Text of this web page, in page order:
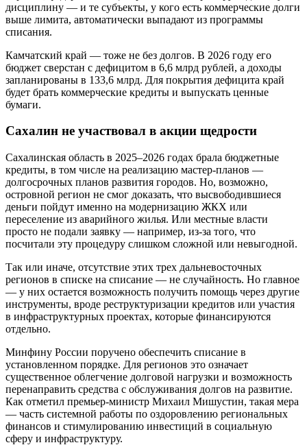
дисциплину — и те субъекты, у кого есть коммерческие долги
выше лимита, автоматически выпадают из программы
списания.
Камчатский край — тоже не без долгов. В 2026 году его
бюджет сверстан с дефицитом в 6,6 млрд рублей, а доходы
запланированы в 133,6 млрд. Для покрытия дефицита край
будет брать коммерческие кредиты и выпускать ценные
бумаги.
Сахалин не участвовал в акции щедрости
Сахалинская область в 2025–2026 годах брала бюджетные
кредиты, в том числе на реализацию мастер-планов —
долгосрочных планов развития городов. Но, возможно,
островной регион не смог доказать, что высвободившиеся
деньги пойдут именно на модернизацию ЖКХ или
переселение из аварийного жилья. Или местные власти
просто не подали заявку — например, из-за того, что
посчитали эту процедуру слишком сложной или невыгодной.
Так или иначе, отсутствие этих трех дальневосточных
регионов в списке на списание — не случайность. Но главное
— у них остается возможность получить помощь через другие
инструменты, вроде реструктуризации кредитов или участия
в инфраструктурных проектах, которые финансируются
отдельно.
Минфину России поручено обеспечить списание в
установленном порядке. Для регионов это означает
существенное облегчение долговой нагрузки и возможность
перенаправить средства с обслуживания долгов на развитие.
Как отметил премьер-министр Михаил Мишустин, такая мера
— часть системной работы по оздоровлению региональных
финансов и стимулированию инвестиций в социальную
сферу и инфраструктуру.